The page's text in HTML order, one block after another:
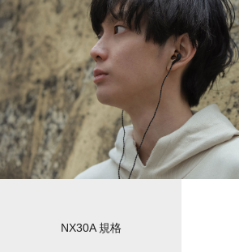
NX30A 規格